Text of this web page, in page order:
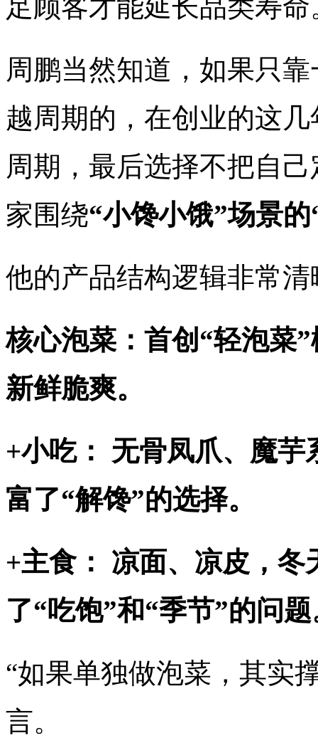
足顾客才能延长品类寿命
周鹏当然知道，如果只
越周期的，在创业的这
周期，最后选择不把自
家围绕“小馋小饿”场景
他的产品结构逻辑非常清
核心泡菜：首创“轻泡菜
新鲜脆爽。
+小吃： 无骨凤爪、魔
富了“解馋”的选择。
+主食： 凉面、凉皮，
了“吃饱”和“季节”的问
“如果单独做泡菜，其实
言。